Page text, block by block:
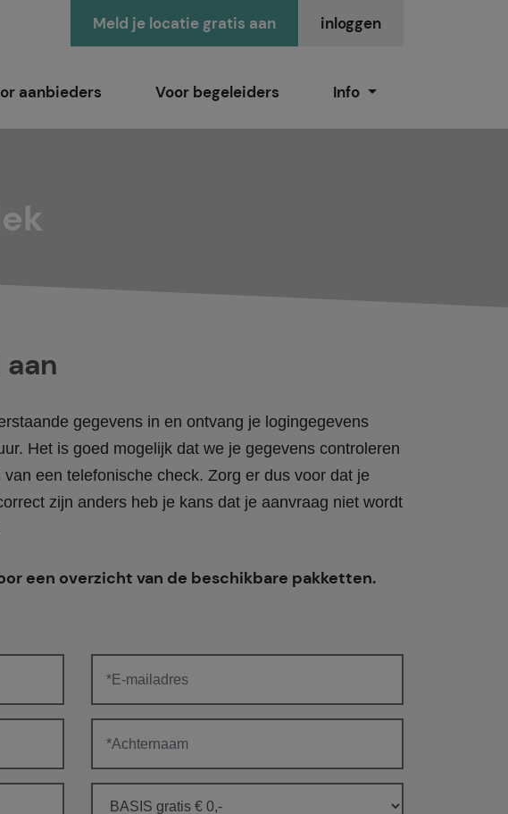
inloggen
Meld je locatie gratis aan
aanbieders Voor begeleiders Info
gegevens in en ontvang je logingegevens
Het is goed mogelijk dat we je gegevens controleren
van een telefonische check. Zorg er dus voor dat je
zijn anders heb je kans dat je aanvraag niet wordt
een overzicht van de beschikbare pakketten.